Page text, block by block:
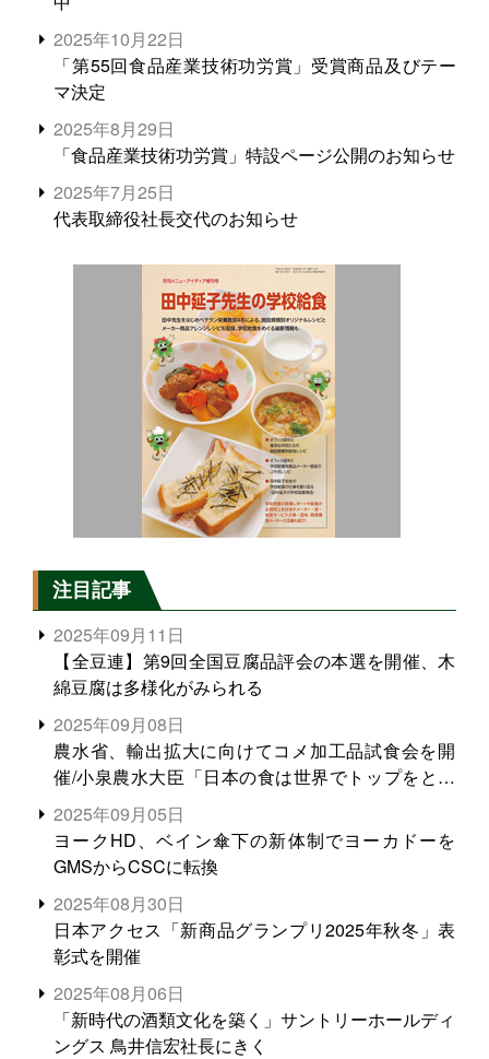
2025年10月22日
「第55回食品産業技術功労賞」受賞商品及びテー
マ決定
2025年8月29日
「食品産業技術功労賞」特設ページ公開のお知らせ
2025年7月25日
代表取締役社長交代のお知らせ
注目記事
2025年09月11日
【全豆連】第9回全国豆腐品評会の本選を開催、木
綿豆腐は多様化がみられる
2025年09月08日
農水省、輸出拡大に向けてコメ加工品試食会を開
催/小泉農水大臣「日本の食は世界でトップをとれ
る。米増産に向けて、米輸出需要の拡大を」
2025年09月05日
ヨークHD、ベイン傘下の新体制でヨーカドーを
GMSからCSCに転換
2025年08月30日
日本アクセス「新商品グランプリ2025年秋冬」表
彰式を開催
2025年08月06日
「新時代の酒類文化を築く」サントリーホールディ
ングス 鳥井信宏社長にきく